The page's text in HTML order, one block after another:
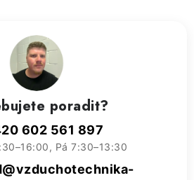
Rady a tipy
poradit?
602 561 897
Pá 7:30–13:30